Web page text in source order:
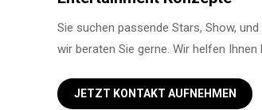
Sie suchen passende Stars, Show,
wir beraten Sie gerne. Wir helfen
JETZT KONTAKT AUFNEHMEN